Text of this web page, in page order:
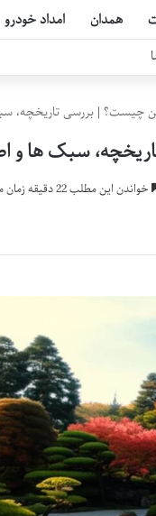
همدان امداد خودرو
چیست؟ | بررسی تاریخچه،
سبک ها و
خواندن این مطلب 22 دقیقه زمان میبرد